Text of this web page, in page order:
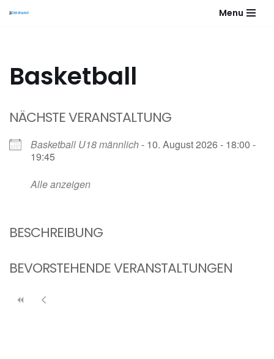
Menu
Basketball
NÄCHSTE VERANSTALTUNG
Basketball U18 männlich- 10. August 2026 - 18:00 -
19:45
Alle anzeigen
BESCHREIBUNG
BEVORSTEHENDE VERANSTALTUNGEN